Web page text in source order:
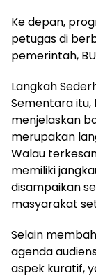
Ke depan,
petugas di
pemerintah,
Langkah
Sementara itu,
menjelaskan
merupakan
Walau
memiliki
disampaikan
masyarakat
Selain
agenda
aspek kuratif,